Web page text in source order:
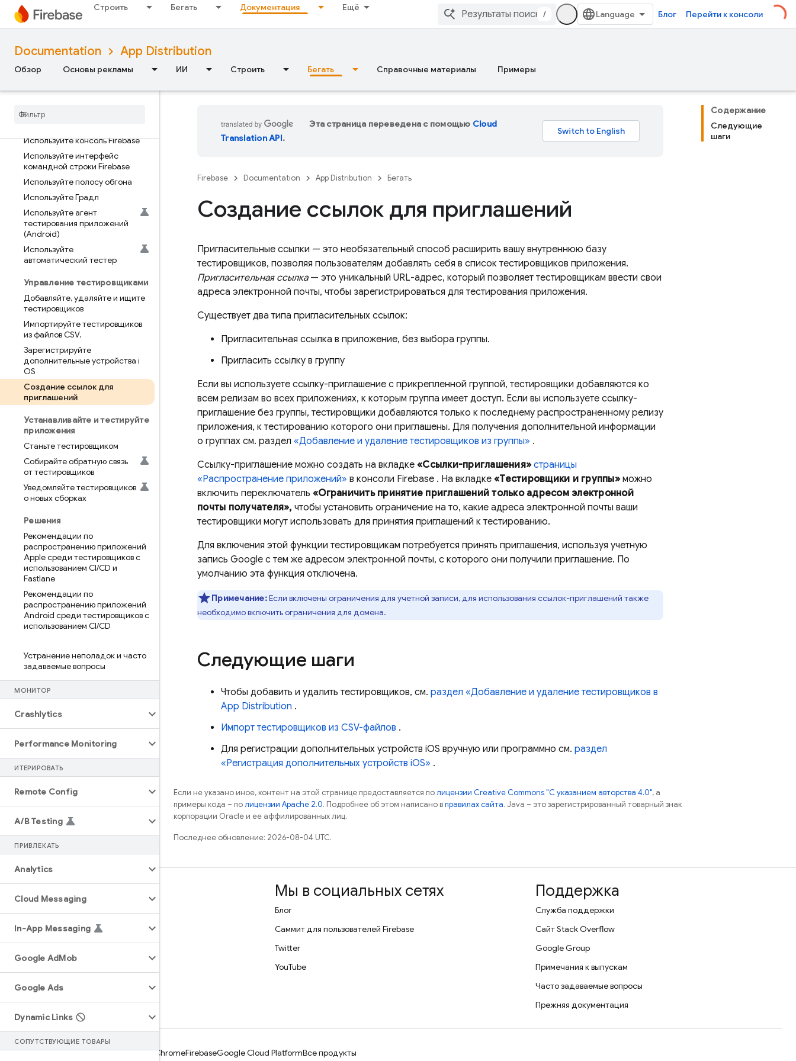
Строить Бегать Документация Ещё
/ Блог Перейти к консоли
Documentation App Distribution
Обзор Основы рекламы ИИ Строить Бегать Справочные материалы Примеры
Распространение
Используйте консоль Firebase
Используйте интерфейс
командной строки Firebase
Используйте полосу обгона
Распространение
Используйте консоль Firebase
Используйте интерфейс
командной строки Firebase
Используйте полосу обгона
Используйте Градл
Используйте агент
тестирования приложений
(Android)
Используйте
автоматический тестер
Управление тестировщиками
Добавляйте,удаляйте и ищите
тестировщиков
Импортируйте тестировщиков
из файлов CSV.
Зарегистрируйте
дополнительные устройства i
OS
Создание ссылок для
приглашений
Устанавливайте и тестируйте
приложения
Станьте тестировщиком
Собирайте обратную связь
от тестировщиков
Уведомляйте тестировщиков
о новых сборках
Решения
Рекомендации по
распространению приложений
Apple среди тестировщиков с
использованием CI/CD и
Fastlane
Рекомендации по
распространению приложений
Android среди тестировщиков с
использованием CI/CD
Устранение неполадок и часто
задаваемые вопросы
МОНИТОР
Crashlytics
Performance Monitoring
ИТЕРИРОВАТЬ
Remote Config
A/B Testing
ПРИВЛЕКАТЬ
Analytics
Cloud Messaging
In-App Messaging
Google AdMob
Google Ads
Dynamic Links
СОПУТСТВУЮЩИЕ ТОВАРЫ
Содержание
Следующие
шаги
Эта страница переведена с помощью Cloud
Translation API.
Firebase Documentation App Distribution Бегать
Создание ссылок для приглашений
Пригласительные ссылки — это необязательный способ расширить вашу внутреннюю базу
тестировщиков, позволяя пользователям добавлять себя в список тестировщиков приложения.
Пригласительная ссылка— это уникальный URL-адрес, который позволяет тестировщикам ввести свои
адреса электронной почты, чтобы зарегистрироваться для тестирования приложения.
Существует два типа пригласительных ссылок:
Пригласительная ссылка в приложение, без выбора группы.
Пригласить ссылку в группу
Если вы используете ссылку-приглашение с прикрепленной группой, тестировщики добавляются ко
всем релизам во всех приложениях, к которым группа имеет доступ. Если вы используете ссылку-
приглашение без группы, тестировщики добавляются только к последнему распространенному релизу
приложения, к тестированию которого они приглашены. Для получения дополнительной информации
о группах см. раздел «Добавление и удаление тестировщиков из группы» .
Ссылку-приглашение можно создать на вкладке «Ссылки-приглашения» страницы
«Распространение приложений» в консоли Firebase . На вкладке «Тестировщики и группы»можно
включить переключатель «Ограничить принятие приглашений только адресом электронной
почты получателя», чтобы установить ограничение на то, какие адреса электронной почты ваши
тестировщики могут использовать для принятия приглашений к тестированию.
Для включения этой функции тестировщикам потребуется принять приглашения, используя учетную
запись Google с тем же адресом электронной почты, с которого они получили приглашение. По
умолчанию эта функция отключена.
Примечание:Если включены ограничения для учетной записи, для использования ссылок-приглашений также
необходимо включить ограничения для домена.
Следующие шаги
Чтобы добавить и удалить тестировщиков, см. раздел «Добавление и удаление тестировщиков в
App Distribution .
Импорт тестировщиков из CSV-файлов .
Для регистрации дополнительных устройств iOS вручную или программно см. раздел
«Регистрация дополнительных устройств iOS» .
Если не указано иное, контент на этой странице предоставляется полицензии Creative Commons "С указанием авторства 4.0", а
примеры кода – полицензии Apache 2.0. Подробнее об этом написано вправилах сайта. Java – это зарегистрированный товарный знак
корпорации Oracle и ее аффилированных лиц.
Последнее обновление: 2026-08-04 UTC.
Обучение
Справочники
GitHub
Мы в социальных сетях
Блог
Саммит для пользователей Firebase
Twitter
YouTube
Поддержка
Служба поддержки
Сайт Stack Overflow
Google Group
Примечания к выпускам
Часто задаваемые вопросы
Прежняя документация
AndroidChromeFirebaseGoogle Cloud PlatformВсе продукты